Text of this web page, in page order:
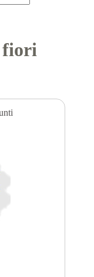
fiori